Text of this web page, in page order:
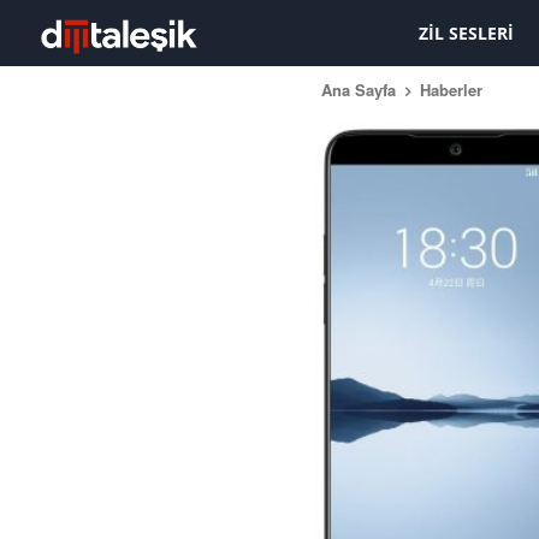
ZIL SESLERI
Ana Sayfa Haberler